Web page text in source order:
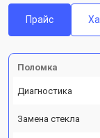
Прайс
Поломка
Диагностика
Замена стекла